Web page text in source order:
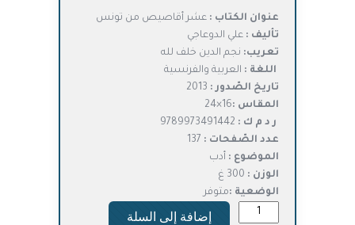
هو:
د.ت11,000.
هو:
عنوان الكتاب : عشر أقاصيص من تونس
تأليف : علي الدوعاجي
تعريب: نجم الدين خلف لله
اللغة : العربية والفرنسية
تاريخ الصّدور :
المقاس :16×24
ر د م ك :
عدد الصّفحات :
الموضوع : أدب
الوزن :
الوضعية :متوفر
إضافة إلى السلة